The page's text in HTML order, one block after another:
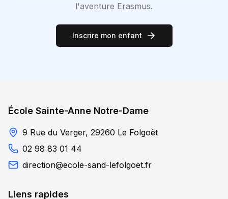
l'aventure Erasmus.
Inscrire mon enfant
École Sainte-Anne Notre-Dame
9 Rue du Verger, 29260 Le Folgoët
02 98 83 01 44
direction@ecole-sand-lefolgoet.fr
Liens rapides